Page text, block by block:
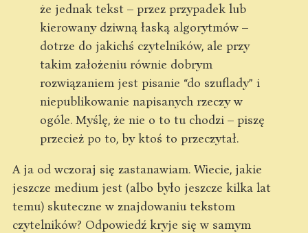
że jednak tekst – przez przypadek lub
kierowany dziwną łaską algorytmów –
dotrze do jakichś czytelników, ale przy
takim założeniu równie dobrym
rozwiązaniem jest pisanie “do szuflady” i
niepublikowanie napisanych rzeczy w
ogóle. Myślę, że nie o to tu chodzi – piszę
przecież po to, by ktoś to przeczytał.
A ja od wczoraj się zastanawiam. Wiecie, jakie
jeszcze medium jest (albo było jeszcze kilka lat
temu) skuteczne w znajdowaniu tekstom
czytelników? Odpowiedź kryje się w samym